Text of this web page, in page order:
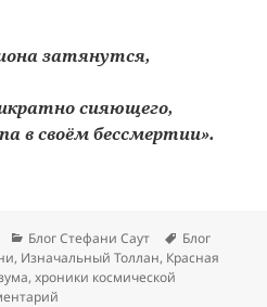
затянутся,
сияющего,
в своём бессмертии».
Рубрики
Блог Стефани Саут Метки
Блог
, Изначальный Толлан, Красная
,хроники космической